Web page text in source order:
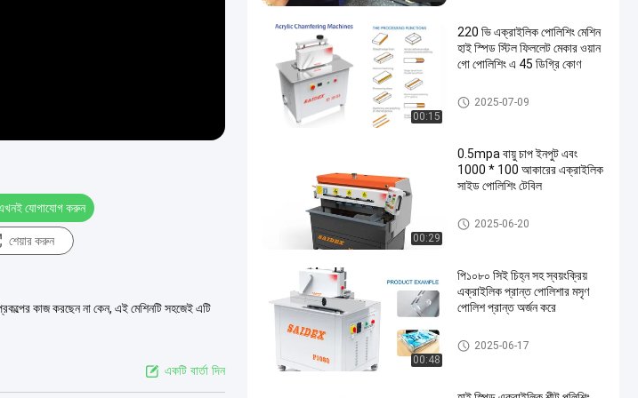
যোগাযোগ করুন
শেয়ার করুন
কাজ করছেন না কেন, এই মেশিনটি সহজেই এটি
একটি বার্তা দিন
00:15
220 ভি এক্রাইলিক পোলিশিং মেশিন
হাই স্পিড স্টিল ফিললেট মেকার ওয়ান
গো পোলিশিং এ 45 ডিগ্রি কোণ
এক্রাইলিক পলিশিং মেশিন
2025-07-09
00:29
0.5mpa বায়ু চাপ ইনপুট এবং
1000 * 100 আকারের এক্রাইলিক
সাইড পোলিশিং টেবিল
এক্রাইলিক এজ পোলিশার
2025-06-20
00:48
পি১০৮০ সিই চিহ্ন সহ স্বয়ংক্রিয়
এক্রাইলিক প্রান্ত পোলিশার মসৃণ
পোলিশ প্রান্ত অর্জন করে
এক্রাইলিক মেশিন
2025-06-17